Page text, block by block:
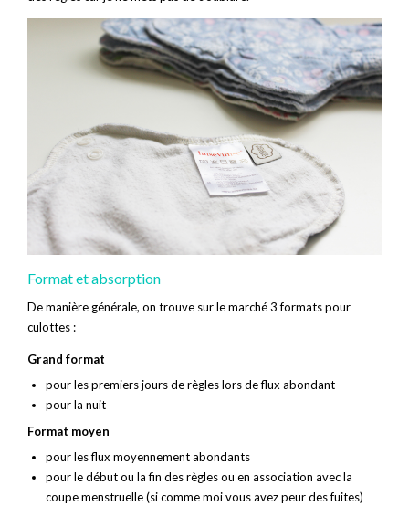
Format et absorption
De manière générale, on trouve sur le marché 3 formats pour
culottes :
Grand format
pour les premiers jours de règles lors de flux abondant
pour la nuit
Format moyen
pour les flux moyennement abondants
pour le début ou la fin des règles ou en association avec la
coupe menstruelle (si comme moi vous avez peur des fuites)